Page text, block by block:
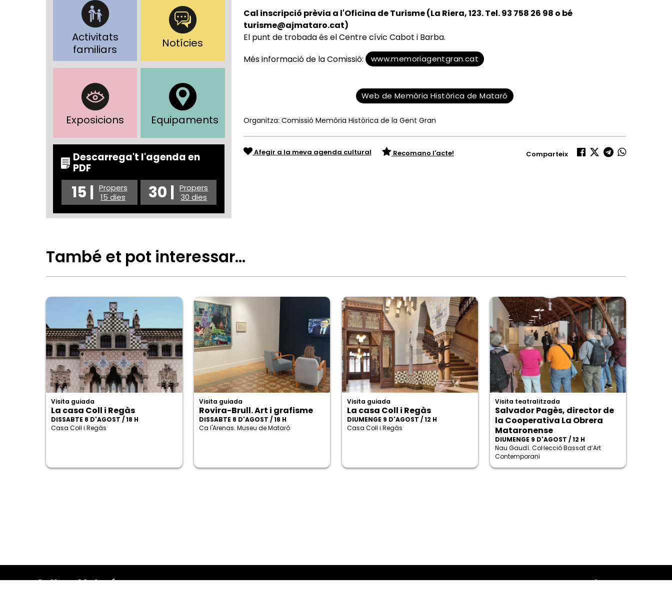
Activitats
familiars
Notícies
Exposicions Equipaments
Descarrega't l'agenda en
PDF
15 | Propers
15 dies
30 | Propers
30 dies
Cal inscripció prèvia a l'Oficina de Turisme (La Riera, 123. Tel. 93 758 26 98 o bé
turisme@ajmataro.cat)
El punt de trobada és el Centre cívic Cabot i Barba.
Més informació de la Comissió:
www.memoriagentgran.cat
Web de Memòria Històrica de Mataró
Organitza: Comissió Memòria Històrica de la Gent Gran
Afegir a la meva agenda cultural Recomano l'acte! Comparteix
També et pot interessar…
Visita guiada
La casa Coll i Regàs
DISSABTE 8 D'AGOST / 18 H
Casa Coll i Regàs
Visita guiada
Rovira-Brull. Art i grafisme
DISSABTE 8 D'AGOST / 18 H
Ca l'Arenas. Museu de Mataró
Visita guiada
La casa Coll i Regàs
DIUMENGE 9 D'AGOST / 12 H
Casa Coll i Regàs
Visita teatralitzada
Salvador Pagès, director de
la Cooperativa La Obrera
Mataronense
DIUMENGE 9 D'AGOST / 12 H
Nau Gaudí. Col·lecció Bassat d’Art
Contemporani
Cultura Mataró Amb el suport